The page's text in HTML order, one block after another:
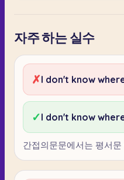
자주 하는 실수
✗I don't know
✓I don't know
간접의문문에서는 평서